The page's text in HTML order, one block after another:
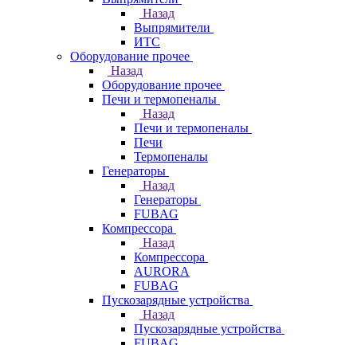
Назад
Выпрямители
ИТС
Оборудование прочее
Назад
Оборудование прочее
Печи и термопеналы
Назад
Печи и термопеналы
Печи
Термопеналы
Генераторы
Назад
Генераторы
FUBAG
Компрессора
Назад
Компрессора
AURORA
FUBAG
Пускозарядные устройства
Назад
Пускозарядные устройства